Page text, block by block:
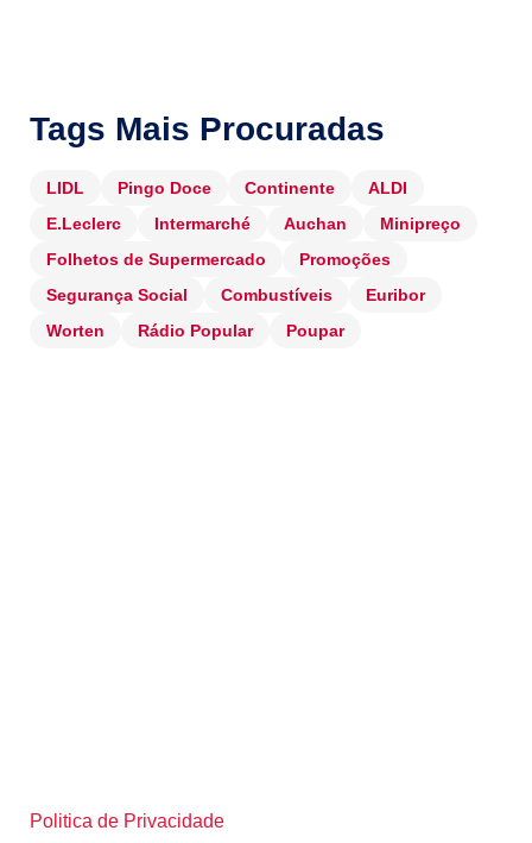
Tags Mais Procuradas
LIDL Pingo Doce Continente
ALDI
E.Leclerc
Intermarché Auchan
Minipreço
Folhetos de Supermercado
Promoções
Segurança Social
Combustíveis
Euribor
Worten
Rádio Popular Poupar
Politica de Privacidade